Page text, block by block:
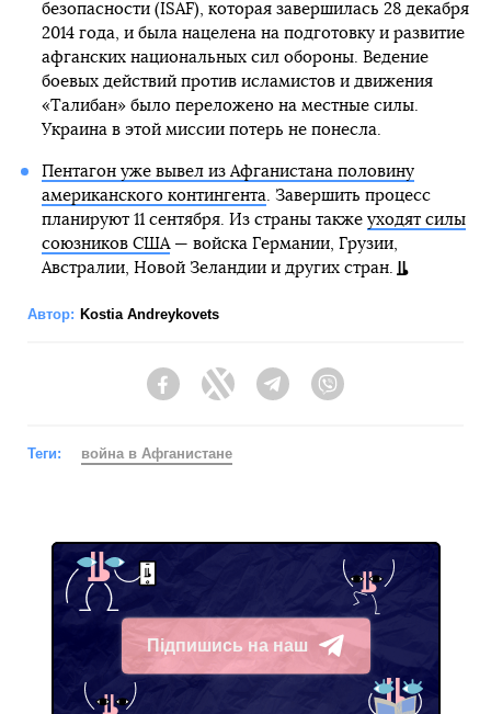
безопасности (ISAF), которая завершилась 28 декабря
2014 года, и была нацелена на подготовку и развитие
афганских национальных сил обороны. Ведение
боевых действий против исламистов и движения
«Талибан» было переложено на местные силы.
Украина в этой миссии потерь не понесла.
Пентагон уже вывел из Афганистана половину
американского контингента. Завершить процесс
планируют 11 сентября. Из страны также уходят силы
союзников США— войска Германии, Грузии,
Австралии, Новой Зеландии и других стран.
Автор: Kostia Andreykovets
FacebookTwitter Telegram
Теги: война в Афганистане
Підпишись на наш
Telegram